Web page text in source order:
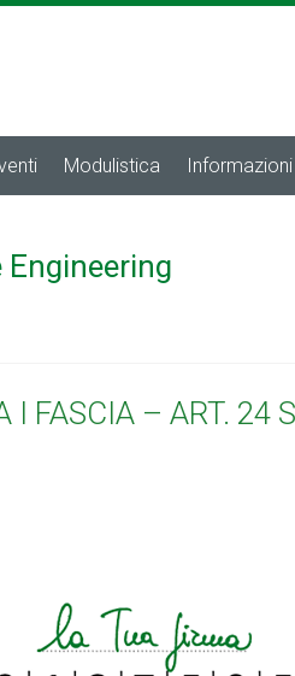
Modulistica Informazioni
I FASCIA – ART. 24